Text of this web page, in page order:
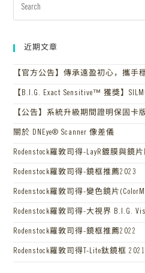
近期文章
【官方公告】傳承遠盈初心，攜手
【B.I.G. Exact Sensitive™ 獲獎】
【公告】系統升級期間證明保固卡
關於 DNEye® Scanner 像差儀
Rodenstock羅敦司得-LayR鍍膜與鏡
Rodenstock羅敦司得-鏡框推薦2023
Rodenstock羅敦司得-變色鏡片
Rodenstock羅敦司得-大視界 B.I.G.
Rodenstock羅敦司得-鏡框推薦2022
Rodenstock羅敦司得T-Lite鈦鏡框 2021